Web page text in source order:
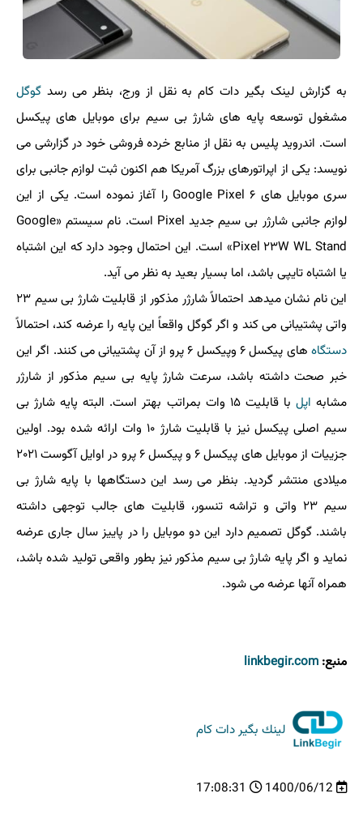
به گزارش لینک بگیر دات کام به نقل از ورج، بنظر می رسد گوگل
مشغول توسعه پایه های شارژ بی سیم برای موبایل های پیکسل
است. اندروید پلیس به نقل از منابع خرده فروشی خود در گزارشی می
نویسد: یکی از اپراتورهای بزرگ آمریکا هم اکنون ثبت لوازم جانبی برای
سری موبایل های Google Pixel ۶ را آغاز نموده است. یکی از این
لوازم جانبی شارژر بی سیم جدید Pixel است. نام سیستم «Google
Pixel ۲۳W WL Stand» است. این احتمال وجود دارد که این اشتباه
یا اشتباه تایپی باشد، اما بسیار بعید به نظر می آید.
این نام نشان میدهد احتمالاً شارژر مذکور از قابلیت شارژ بی سیم ۲۳
واتی پشتیبانی می کند و اگر گوگل واقعاً این پایه را عرضه کند، احتمالاً
دستگاه
های پیکسل ۶ وپیکسل ۶ پرو از آن پشتیبانی می کنند. اگر این
خبر صحت داشته باشد، سرعت شارژ پایه بی سیم مذکور از شارژر
مشابه اپل
با قابلیت ۱۵ وات بمراتب بهتر است. البته پایه شارژ بی
سیم اصلی پیکسل نیز با قابلیت شارژ ۱۰ وات ارائه شده بود. اولین
جزییات از موبایل های پیکسل ۶ و پیکسل ۶ پرو در اوایل آگوست ۲۰۲۱
میلادی منتشر گردید. بنظر می رسد این دستگاهها با پایه شارژ بی
سیم ۲۳ واتی و تراشه تنسور، قابلیت های جالب توجهی داشته
باشند. گوگل تصمیم دارد این دو موبایل را در پاییز سال جاری عرضه
نماید و اگر پایه شارژ بی سیم مذکور نیز بطور واقعی تولید شده باشد،
همراه آنها عرضه می شود.
منبع: linkbegir.com
لینك بگیر دات كام
1400/06/12
17:08:31